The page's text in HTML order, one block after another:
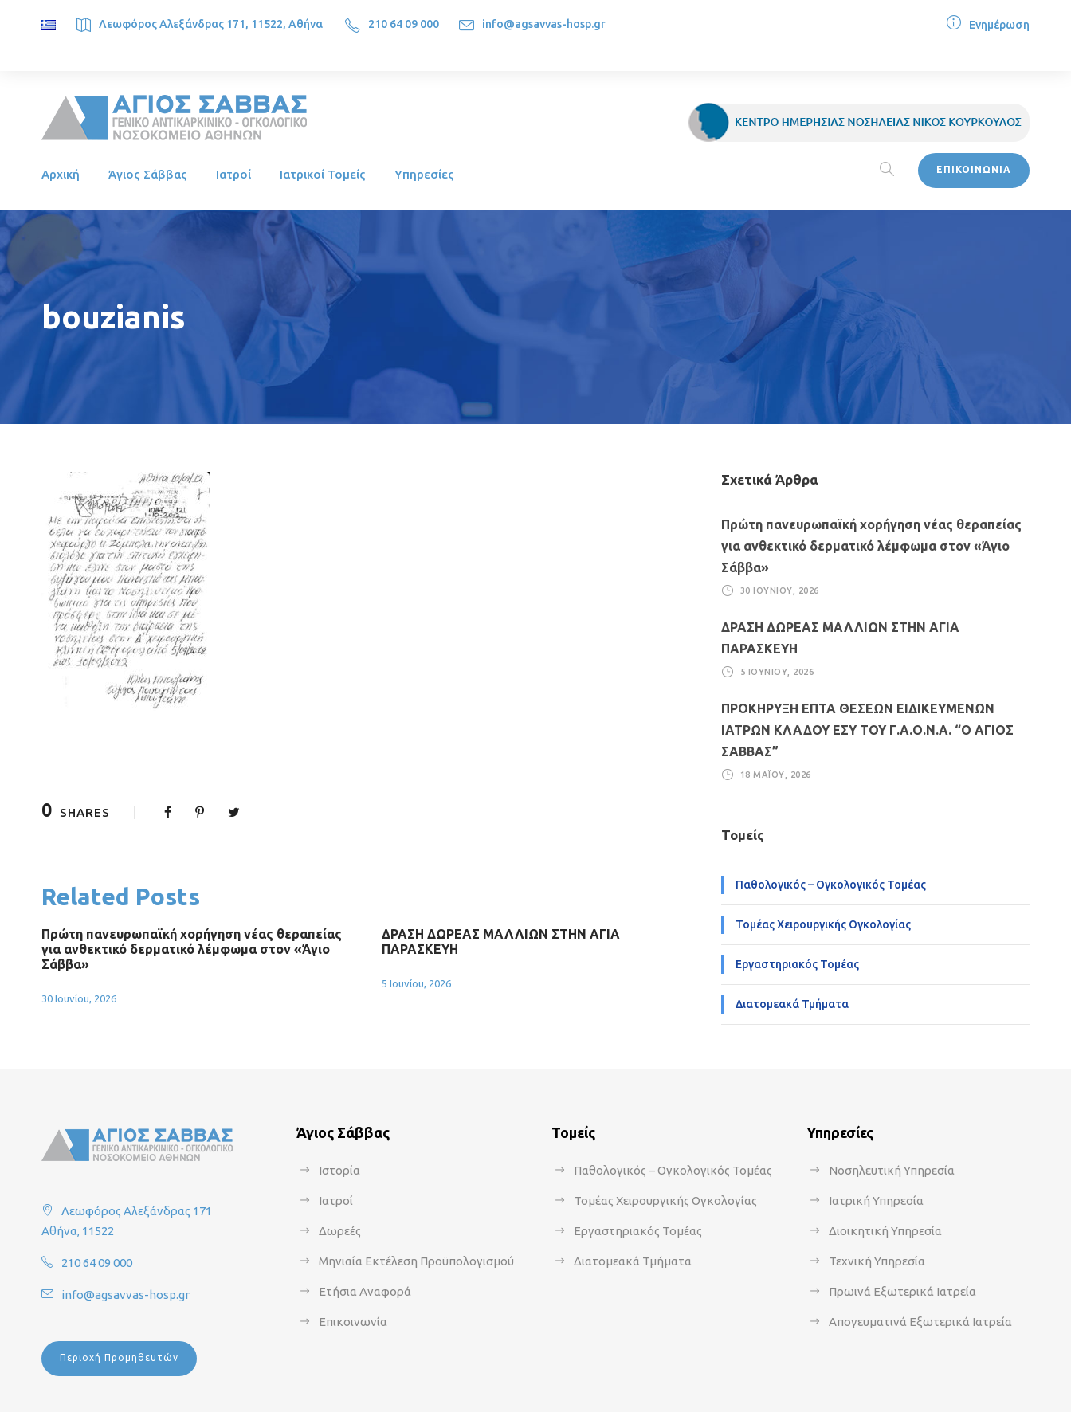
Λεωφόρος Αλεξάνδρας 171, 11522, Αθήνα 210 64 09 000 info@agsavvas-hosp.gr Ενημέρωση
Αρχική Άγιος Σάββας Ιατροί Ιατρικοί Τομείς Υπηρεσίες ΕΠΙΚΟΙΝΩΝΙΑ
bouzianis
0 SHARES
Related Posts
Πρώτη πανευρωπαϊκή χορήγηση νέας θεραπείας
για ανθεκτικό δερματικό λέμφωμα στον «Άγιο
Σάββα»
30 Ιουνίου, 2026
ΔΡΑΣΗ ΔΩΡΕΑΣ ΜΑΛΛΙΩΝ ΣΤΗΝ ΑΓΙΑ
ΠΑΡΑΣΚΕΥΗ
5 Ιουνίου, 2026
Σχετικά Άρθρα
Πρώτη πανευρωπαϊκή χορήγηση νέας θεραπείας
για ανθεκτικό δερματικό λέμφωμα στον «Άγιο
Σάββα»
30 ΙΟΥΝΊΟΥ, 2026
ΔΡΑΣΗ ΔΩΡΕΑΣ ΜΑΛΛΙΩΝ ΣΤΗΝ ΑΓΙΑ
ΠΑΡΑΣΚΕΥΗ
5 ΙΟΥΝΊΟΥ, 2026
ΠΡΟΚΗΡΥΞΗ ΕΠΤΑ ΘΕΣΕΩΝ ΕΙΔΙΚΕΥΜΕΝΩΝ
ΙΑΤΡΩΝ ΚΛΑΔΟΥ ΕΣΥ ΤΟΥ Γ.Α.Ο.Ν.Α. “Ο ΑΓΙΟΣ
ΣΑΒΒΑΣ”
18 ΜΑΪ́ΟΥ, 2026
Τομείς
Παθολογικός – Ογκολογικός Τομέας
Τομέας Χειρουργικής Ογκολογίας
Εργαστηριακός Τομέας
Διατομεακά Τμήματα
Λεωφόρος Αλεξάνδρας 171
Αθήνα, 11522
210 64 09 000
info@agsavvas-hosp.gr
Περιοχή Προμηθευτών
Άγιος Σάββας
Ιστορία
Ιατροί
Δωρεές
Μηνιαία Εκτέλεση Προϋπολογισμού
Ετήσια Αναφορά
Επικοινωνία
Τομείς
Παθολογικός – Ογκολογικός Τομέας
Τομέας Χειρουργικής Ογκολογίας
Εργαστηριακός Τομέας
Διατομεακά Τμήματα
Υπηρεσίες
Νοσηλευτική Υπηρεσία
Ιατρική Υπηρεσία
Διοικητική Υπηρεσία
Τεχνική Υπηρεσία
Πρωινά Εξωτερικά Ιατρεία
Απογευματινά Εξωτερικά Ιατρεία